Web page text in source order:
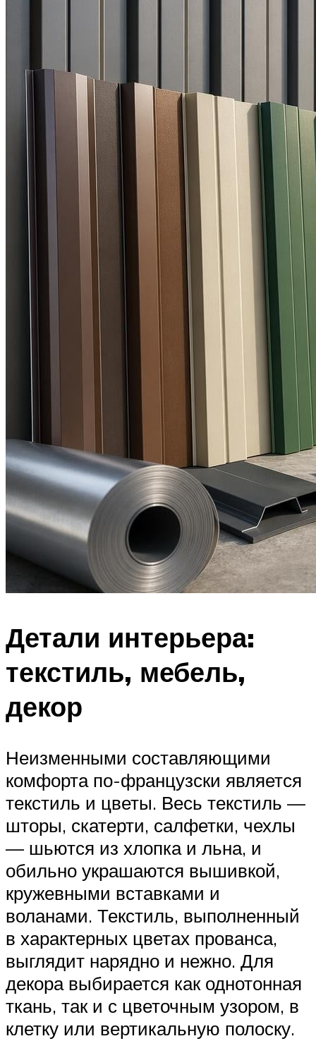
Детали интерьера:
текстиль, мебель,
декор
Неизменными составляющими
комфорта по-французски является
текстиль и цветы. Весь текстиль —
шторы, скатерти, салфетки, чехлы
— шьются из хлопка и льна, и
обильно украшаются вышивкой,
кружевными вставками и
воланами. Текстиль, выполненный
в характерных цветах прованса,
выглядит нарядно и нежно. Для
декора выбирается как однотонная
ткань, так и с цветочным узором, в
клетку или вертикальную полоску.